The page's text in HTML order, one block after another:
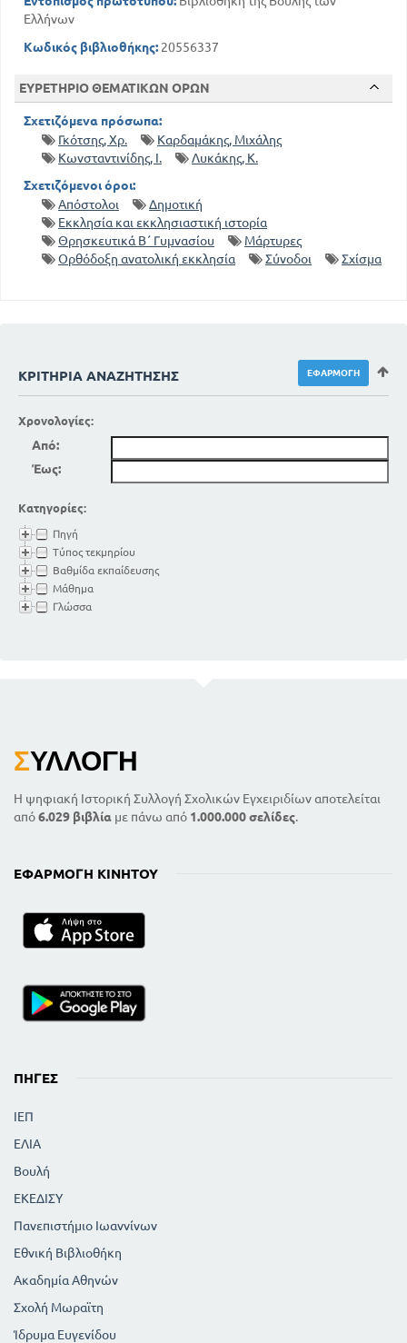
Ελλήνων
Κωδικός βιβλιοθήκης: 20556337
ΕΥΡΕΤΗΡΙΟ ΘΕΜΑΤΙΚΩΝ ΟΡΩΝ
Σχετιζόμενα πρόσωπα:
Γκότσης, Χρ.
Καρδαμάκης, Μιχάλης
Κωνσταντινίδης, Ι.
Λυκάκης, Κ.
Σχετιζόμενοι όροι:
Απόστολοι
Δημοτική
Εκκλησία και εκκλησιαστική ιστορία
Θρησκευτικά Β΄ Γυμνασίου
Μάρτυρες
Ορθόδοξη ανατολική εκκλησία
Σύνοδοι Σχίσμα
ΚΡΙΤΉΡΙΑ ΑΝΑΖΉΤΗΣΗΣ
Χρονολογίες:
Από:
Έως:
Κατηγορίες:
Πηγή
Τύπος τεκμηρίου
Βαθμίδα εκπαίδευσης
Μάθημα
Γλώσσα
ΣΥΛΛΟΓΉ
Η ψηφιακή Ιστορική Συλλογή Σχολικών Εγχειριδίων αποτελείται
από6.029 βιβλία με πάνω από 1.000.000 σελίδες.
ΕΦΑΡΜΟΓΉ ΚΙΝΗΤΟΎ
ΠΗΓΈΣ
ΙΕΠ
ΕΛΙΑ
Βουλή
ΕΚΕΔΙΣΥ
Πανεπιστήμιο Ιωαννίνων
Εθνική Βιβλιοθήκη
Ακαδημία Αθηνών
Σχολή Μωραϊτη
Ίδρυμα Ευγενίδου